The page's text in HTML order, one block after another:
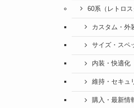
60系（レトロス
カスタム・外
サイズ・スペ
内装・快適化
維持・セキュ
購入・最新情